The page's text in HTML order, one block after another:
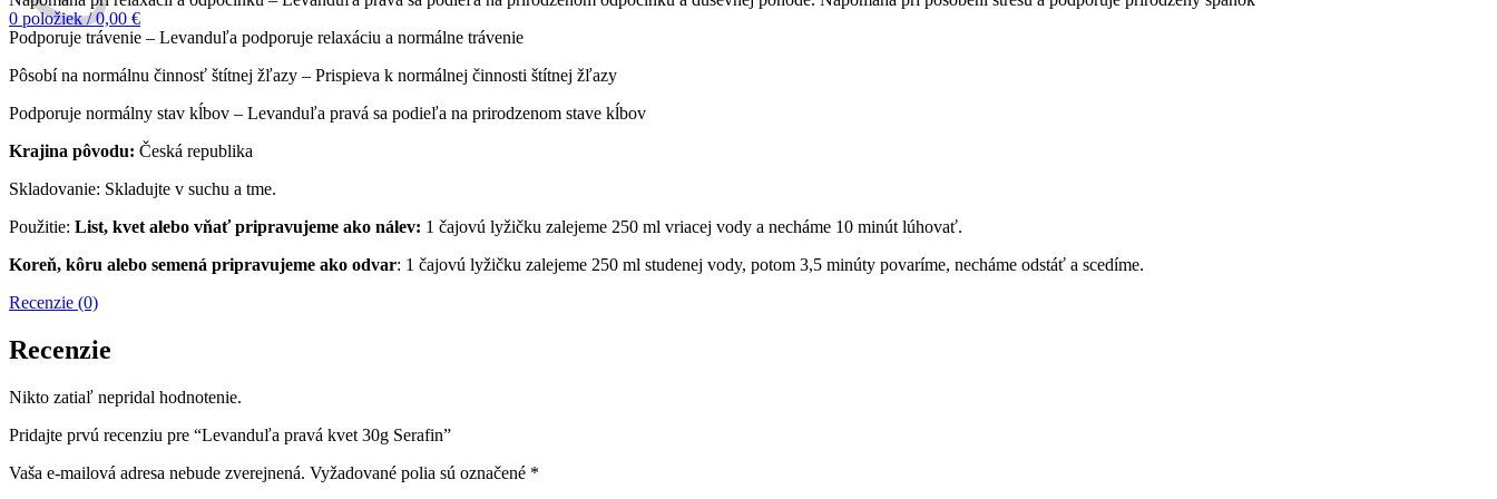
0 položiek / 0,00 €
Podporuje trávenie – Levanduľa podporuje relaxáciu a normálne trávenie
Pôsobí na normálnu činnosť štítnej žľazy – Prispieva k normálnej činnosti štítnej žľazy
Podporuje normálny stav kĺbov – Levanduľa pravá sa podieľa na prirodzenom stave kĺbov
Krajina pôvodu: Česká republika
Skladovanie: Skladujte v suchu a tme.
Použitie: List, kvet alebo vňať pripravujeme ako nálev: 1 čajovú lyžičku zalejeme 250 ml vriacej vody a necháme 10 minút lúhovať.
Koreň, kôru alebo semená pripravujeme ako odvar: 1 čajovú lyžičku zalejeme 250 ml studenej vody, potom 3,5 minúty povaríme, necháme odstáť a scedíme.
Recenzie (0)
Recenzie
Nikto zatiaľ nepridal hodnotenie.
Pridajte prvú recenziu pre “Levanduľa pravá kvet 30g Serafin”
Vaša e-mailová adresa nebude zverejnená. Vyžadované polia sú označené *